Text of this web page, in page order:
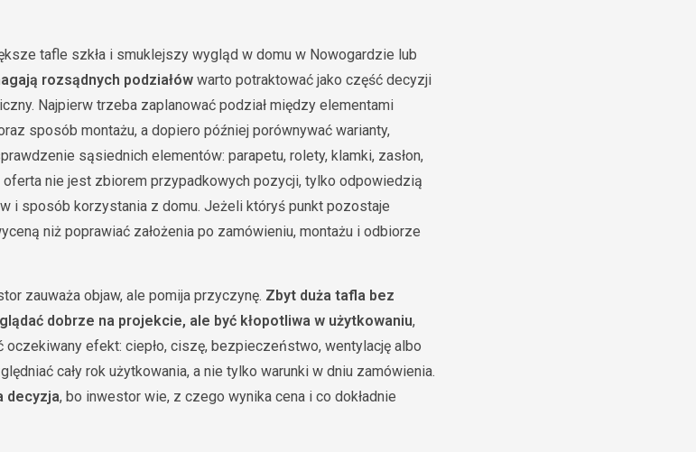
tafle szkła i smuklejszy wygląd w domu w Nowogardzie lub
rozsądnych podziałów warto potraktować jako część decyzji
Najpierw trzeba zaplanować podział między elementami
sposób montażu, a dopiero później porównywać warianty,
sąsiednich elementów: parapetu, rolety, klamki, zasłon,
nie jest zbiorem przypadkowych pozycji, tylko odpowiedzią
i sposób korzystania z domu. Jeżeli któryś punkt pozostaje
niż poprawiać założenia po zamówieniu, montażu i odbiorze
zauważa objaw, ale pomija przyczynę. Zbyt duża tafla bez
dobrze na projekcie, ale być kłopotliwa w użytkowaniu,
efekt: ciepło, ciszę, bezpieczeństwo, wentylację albo
cały rok użytkowania, a nie tylko warunki w dniu zamówienia.
decyzja, bo inwestor wie, z czego wynika cena i co dokładnie